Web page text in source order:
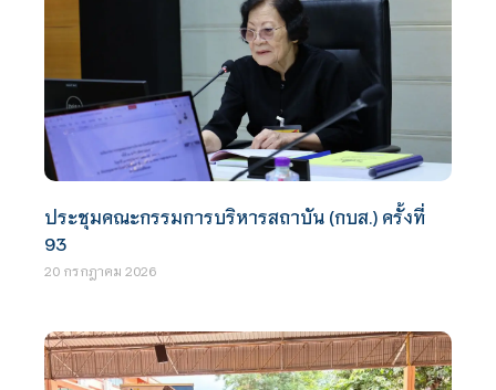
ประชุมคณะกรรมการบริหารสถาบัน (กบส.) ครั้งที่
93
20 กรกฎาคม 2026